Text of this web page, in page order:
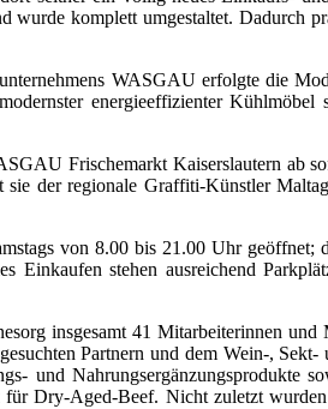
komplett umgestaltet. Dadurch
WASGAU erfolgte die
energieeffizienter
Frischemarkt Kaiserslautern ab
der regionale Graffiti-Künstler
von 8.00 bis 21.00 Uhr
stehen ausreichend
insgesamt 41 Mitarbeiterinnen
Partnern und dem Wein-,
und Nahrungsergänzungsprodukte
Dry-Aged-Beef. Nicht zuletzt